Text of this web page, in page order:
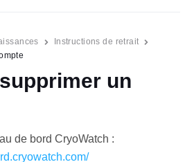
Instructions de retrait
un
de bord CryoWatch :